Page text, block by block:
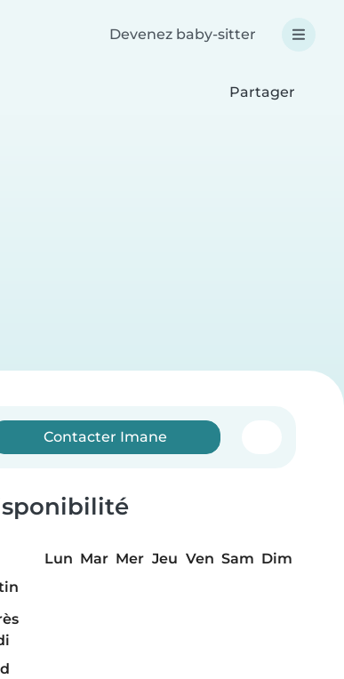
Devenez baby-sitter
Partager
Contacter Imane
Lun Mar Mer Jeu Ven Sam Dim